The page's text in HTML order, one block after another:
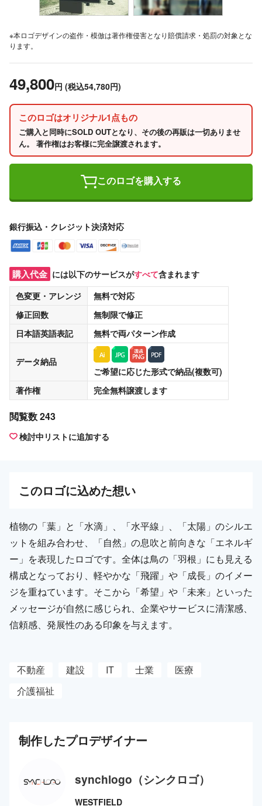
※本ロゴデザインの盗作・模倣は著作権侵害となり賠償請求・処罰の対象とな
ります。
49,800円 (税込54,780円)
このロゴはオリジナル1点もの
ご購入と同時にSOLD OUTとなり、その後の再販は一切ありませ
ん。 著作権はお客様に完全譲渡されます。
このロゴを購入する
銀行振込・クレジット決済対応
購入代金 には以下のサービスがすべて含まれます
色変更・アレンジ
無料で対応
修正回数
無制限で修正
日本語英語表記
無料で両パターン作成
データ納品
ご希望に応じた形式で納品(複数可)
著作権
完全無料譲渡します
閲覧数 243
検討中リストに追加する
このロゴに込めた想い
植物の「葉」と「水滴」、「水平線」、「太陽」のシルエ
ットを組み合わせ、「自然」の息吹と前向きな「エネルギ
ー」を表現したロゴです。全体は鳥の「羽根」にも見える
構成となっており、軽やかな「飛躍」や「成長」のイメー
ジを重ねています。そこから「希望」や「未来」といった
メッセージが自然に感じられ、企業やサービスに清潔感、
信頼感、発展性のある印象を与えます。
不動産 建設 IT 士業
医療
介護福祉
制作したプロデザイナー
synchlogo（シンクロゴ）
WESTFIELD